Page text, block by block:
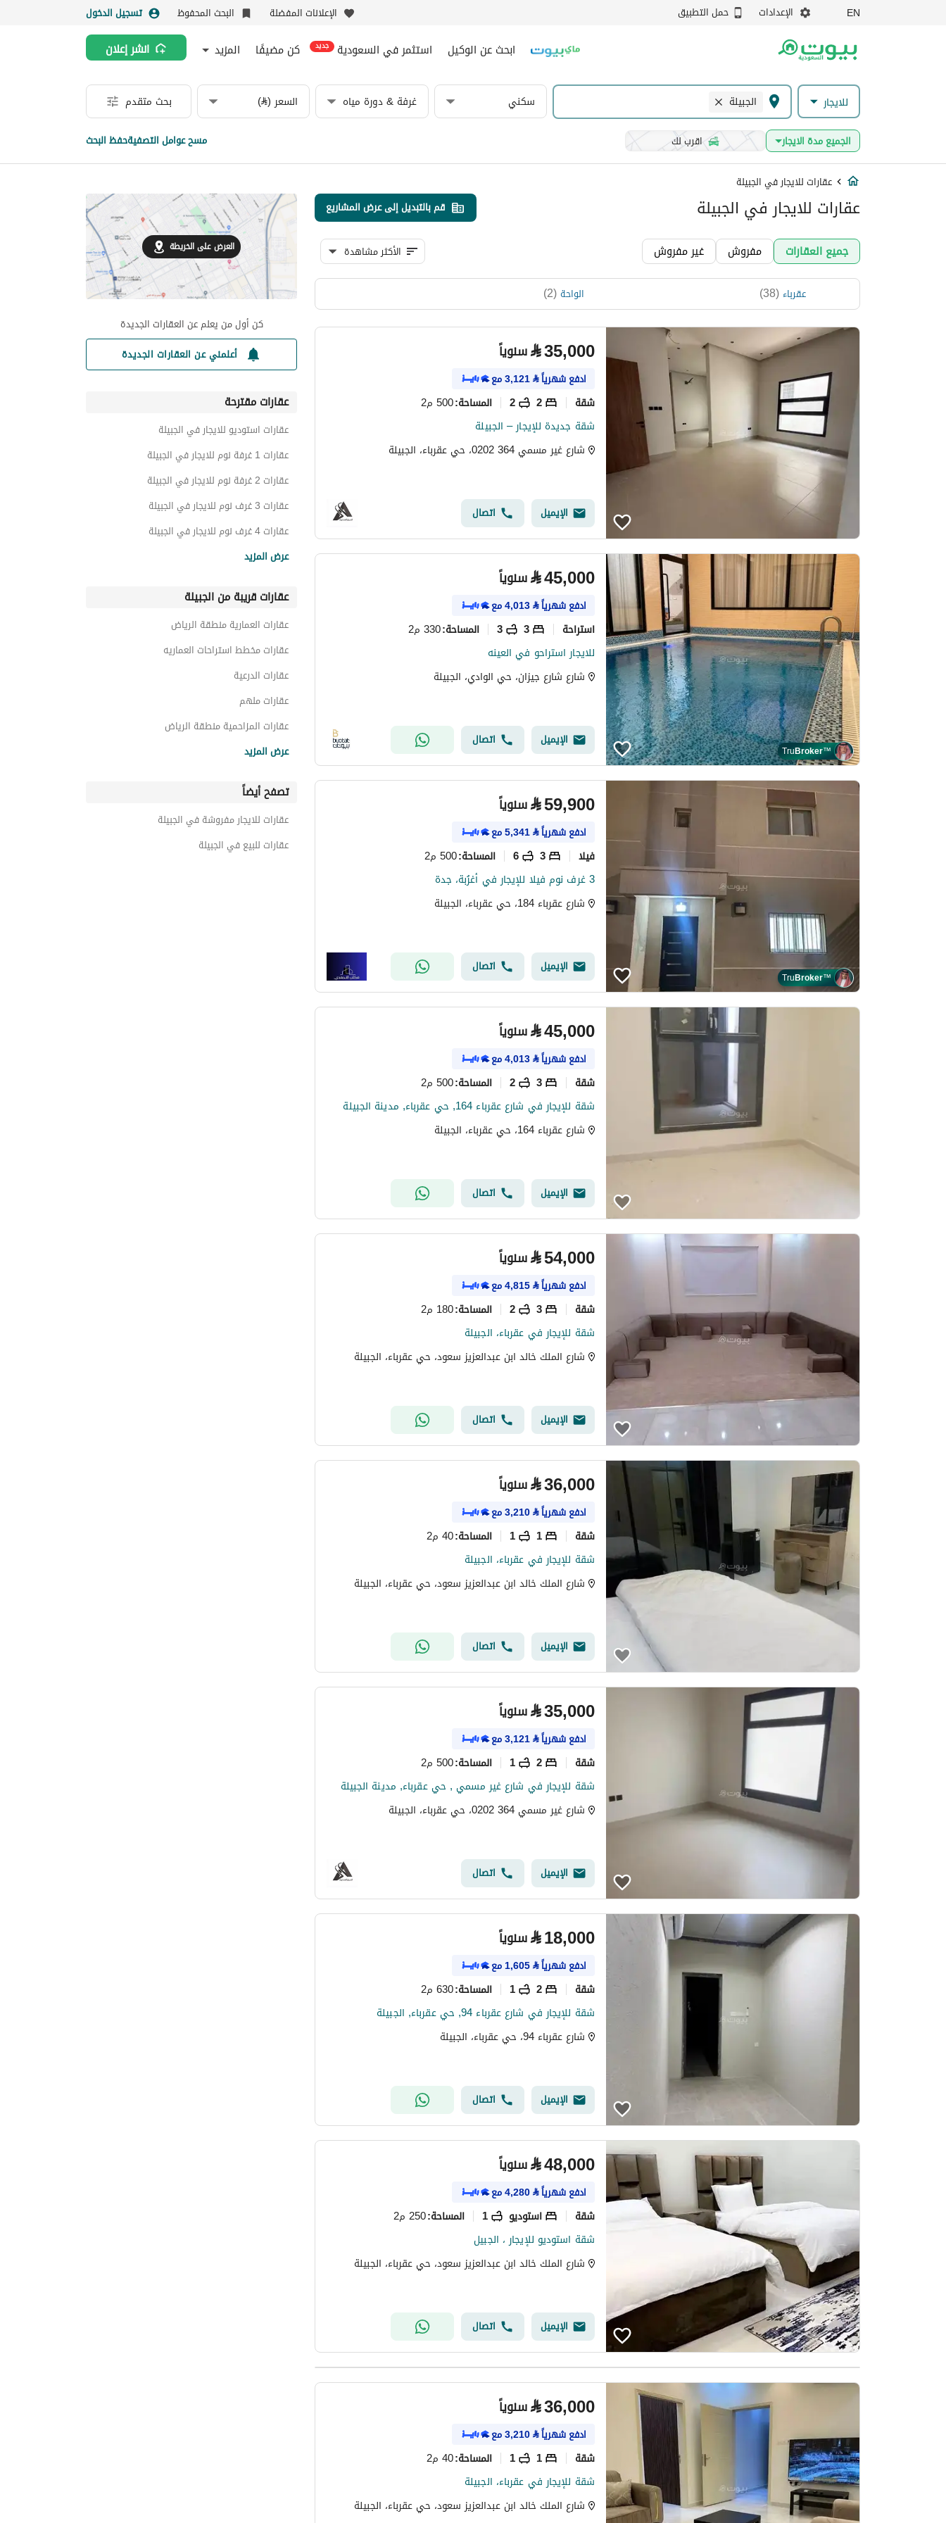
EN الإعدادات حمل التطبيق الإعلانات المفضلة البحث المحفوظ تسجيل الدخول
ابحث عن الوكيل استثمر في السعودية جديد كن مضيفًا المزيد انشر إعلان
للايجار الجبيلة سكني غرفة & دورة مياه السعر (⃁) بحث متقدم
الجميع مدة الايجار اقرب لك مسح عوامل التصفيةحفظ البحث
عقارات للايجار في الجبيلة
عقارات للايجار في الجبيلة قم بالتبديل إلى عرض المشاريع
جميع العقارات مفروش غير مفروش الأكثر مشاهدة
عقرباء(
38
) الواحة (
2
)
⃁35,000 سنوياً
ادفع شهرياً⃁
3,121مع
شقة 2
2 المساحة:500 م2
شقة جديدة للإيجار – الجبيلة
شارع غير مسمي 364 0202، حي عقرباء، الجبيلة
الإيميل اتصال
TruBroker™
⃁45,000 سنوياً
ادفع شهرياً⃁
4,013مع
استراحة 3
3 المساحة:330 م2
للايجار استراحو في العينه
شارع شارع جيزان، حي الوادي، الجبيلة
الإيميل اتصال
TruBroker™
⃁59,900 سنوياً
ادفع شهرياً⃁
5,341مع
فیلا 3
6 المساحة:500 م2
3 غرف نوم فيلا للإيجار في أغرُبة، جدة
شارع عقرباء 184، حي عقرباء، الجبيلة
الإيميل اتصال
⃁45,000 سنوياً
ادفع شهرياً⃁
4,013مع
شقة 3
2 المساحة:500 م2
شقة للإيجار في شارع عقرباء 164, حي عقرباء, مدينة الجبيلة
شارع عقرباء 164، حي عقرباء، الجبيلة
الإيميل اتصال
⃁54,000 سنوياً
ادفع شهرياً⃁
4,815مع
شقة 3
2 المساحة:180 م2
شقة للإيجار في عقرباء، الجبيلة
شارع الملك خالد ابن عبدالعزيز سعود، حي عقرباء، الجبيلة
الإيميل اتصال
⃁36,000 سنوياً
ادفع شهرياً⃁
3,210مع
شقة 1
1 المساحة:40 م2
شقة للإيجار في عقرباء، الجبيلة
شارع الملك خالد ابن عبدالعزيز سعود، حي عقرباء، الجبيلة
الإيميل اتصال
⃁35,000 سنوياً
ادفع شهرياً⃁
3,121مع
شقة 2
1 المساحة:500 م2
شقة للإيجار في شارع غير مسمي , حي عقرباء, مدينة الجبيلة
شارع غير مسمي 364 0202، حي عقرباء، الجبيلة
الإيميل اتصال
⃁18,000 سنوياً
ادفع شهرياً⃁
1,605مع
شقة 2
1 المساحة:630 م2
شقة للإيجار في شارع عقرباء 94, حي عقرباء, الجبيلة
شارع عقرباء 94، حي عقرباء، الجبيلة
الإيميل اتصال
⃁48,000 سنوياً
ادفع شهرياً⃁
4,280مع
شقة استوديو 1 المساحة:250 م2
شقة استوديو للإيجار ، الجبيل
شارع الملك خالد ابن عبدالعزيز سعود، حي عقرباء، الجبيلة
الإيميل اتصال
⃁36,000 سنوياً
ادفع شهرياً⃁
3,210مع
شقة 1
1 المساحة:40 م2
شقة للإيجار في عقرباء، الجبيلة
شارع الملك خالد ابن عبدالعزيز سعود، حي عقرباء، الجبيلة
العرض على الخريطة
كن أول من يعلم عن العقارات الجديدة
أعلمني عن العقارات الجديدة
عقارات مقترحة
عقارات استوديو للايجار في الجبيلة
عقارات 1 غرفة نوم للايجار في الجبيلة
عقارات 2 غرفة نوم للايجار في الجبيلة
عقارات 3 غرف نوم للايجار في الجبيلة
عقارات 4 غرف نوم للايجار في الجبيلة
اراضي سكنية للايجار في الجبيلة
استراحات للايجار في الجبيلة
ادوار للايجار في الجبيلة
عرض المزيد
عقارات قريبة من الجبيلة
عقارات العمارية منطقة الرياض
عقارات مخطط استراحات العماريه
عقارات الدرعية
عقارات ملهم
عقارات المزاحمية منطقة الرياض
عقارات حريملاء
عقارات ضرما
عقارات دقله
عرض المزيد
تصفح أيضاً
عقارات للايجار مفروشة في الجبيلة
عقارات للبيع في الجبيلة